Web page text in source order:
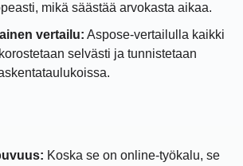
mikä säästää arvokasta aikaa.
vertailu: Aspose-vertailulla kaikki
selvästi ja tunnistetaan
Koska se on online-työkalu, se